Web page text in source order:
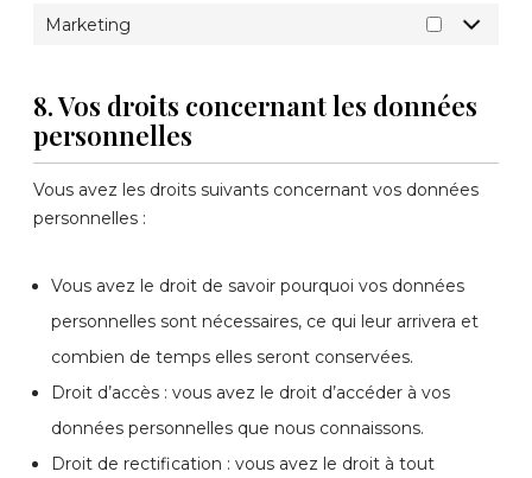
Marketing
8. Vos droits concernant les données
personnelles
Vous avez les droits suivants concernant vos données
personnelles :
Vous avez le droit de savoir pourquoi vos données
personnelles sont nécessaires, ce qui leur arrivera et
combien de temps elles seront conservées.
Droit d’accès : vous avez le droit d’accéder à vos
données personnelles que nous connaissons.
Droit de rectification : vous avez le droit à tout